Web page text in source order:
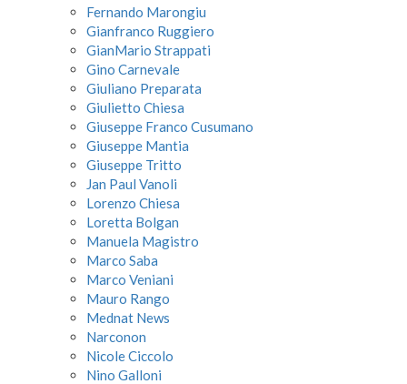
Fernando Marongiu
Gianfranco Ruggiero
GianMario Strappati
Gino Carnevale
Giuliano Preparata
Giulietto Chiesa
Giuseppe Franco Cusumano
Giuseppe Mantia
Giuseppe Tritto
Jan Paul Vanoli
Lorenzo Chiesa
Loretta Bolgan
Manuela Magistro
Marco Saba
Marco Veniani
Mauro Rango
Mednat News
Narconon
Nicole Ciccolo
Nino Galloni